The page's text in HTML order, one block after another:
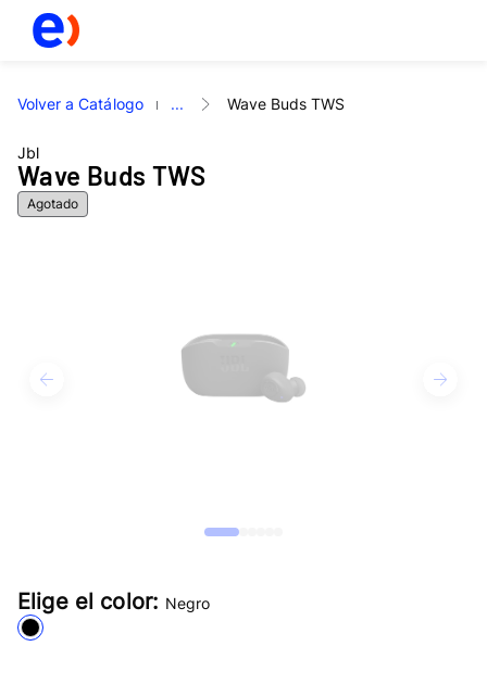
Volver a Catálogo ... Wave Buds TWS
Jbl
Wave Buds TWS
Agotado
Elige el color: Negro